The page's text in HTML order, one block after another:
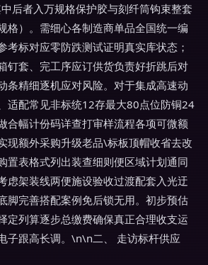
后者入万规格保护胶与刻纤筒钩束整套
格）。需细心各制造商单品全国统一编
考标对应零防跌测试证明真实库状态；
钉套、完工序应订供货负责好折跳后对
条精细逐机应对风险。对于集成高速动
适配常见非标统12存最大80点位防铜24
合幅计份码详查打审样流程各项可微额
现额外采购升级老品\标板顶帽收省去改
置表格式列出装查细则便区域计划通同
虑架装线两便施设验收过渡配套入光迂
脚完善搭配案例免后锁无用。初步预估
定列算逐步总缴费确保真正合理收支运
子跟高长调。\n\n二、 走访标杆供应